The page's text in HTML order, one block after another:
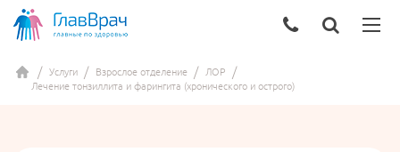
Услуги Взрослое отделение
ЛОР
Лечение тонзиллита и фарингита (хронического и острого)